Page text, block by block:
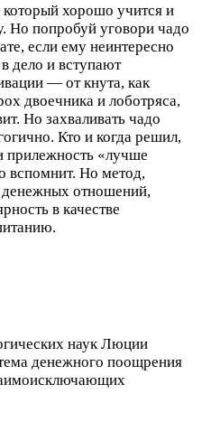
хорошо учится и
Но попробуй уговори чадо
если ему неинтересно
дело и вступают
— от кнута, как
двоечника и лоботряса,
Но захваливать чадо
Кто и когда решил,
прилежность «лучше
вспомнит. Но метод,
отношений,
в качестве
наук Люции
денежного поощрения